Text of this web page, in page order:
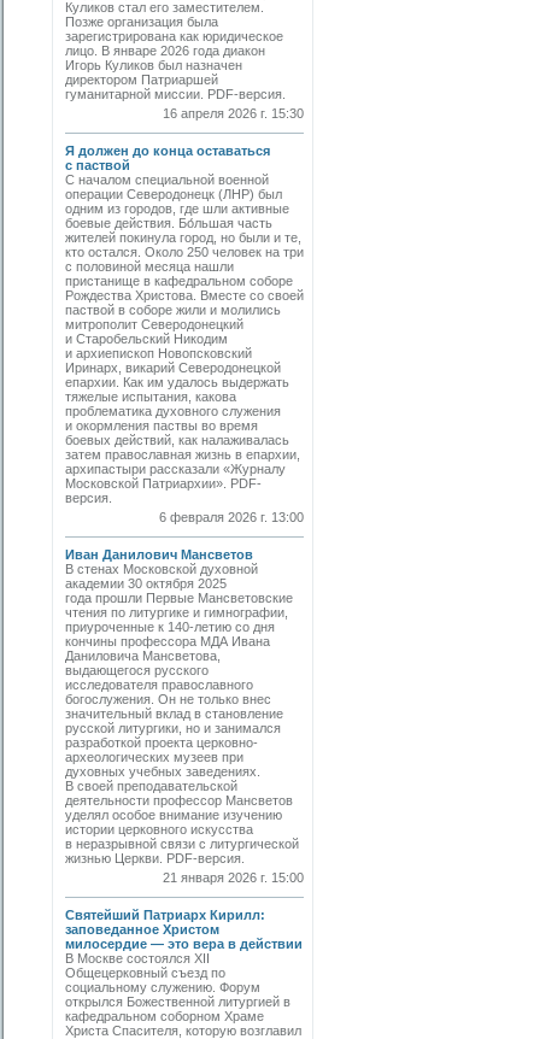
Куликов стал его заместителем.
Позже организация была
зарегистрирована как юридическое
лицо. В январе 2026 года диакон
Игорь Куликов был назначен
директором Патриаршей
гуманитарной миссии. PDF-версия.
16 апреля 2026 г. 15:30
Я должен до конца оставаться
с паствой
С началом специальной военной
операции Северодонецк (ЛНР) был
одним из городов, где шли активные
боевые действия. Бо́льшая часть
жителей покинула город, но были и те,
кто остался. Около 250 человек на три
с половиной месяца нашли
пристанище в кафедральном соборе
Рождества Христова. Вместе со своей
паствой в соборе жили и молились
митрополит Северодонецкий
и Старобельский Никодим
и архиепископ Новопсковский
Иринарх, викарий Северодонецкой
епархии. Как им удалось выдержать
тяжелые испытания, какова
проблематика духовного служения
и окормления паствы во время
боевых действий, как налаживалась
затем православная жизнь в епархии,
архипастыри рассказали «Журналу
Московской Патриархии». PDF-
версия.
6 февраля 2026 г. 13:00
Иван Данилович Мансветов
В стенах Московской духовной
академии 30 октября 2025
года прошли Первые Мансветовские
чтения по литургике и гимнографии,
приуроченные к 140-летию со дня
кончины профессора МДА Ивана
Даниловича Мансветова,
выдающегося русского
исследователя православного
богослужения. Он не только внес
значительный вклад в становление
русской литургики, но и занимался
разработкой проекта церковно-
археологических музеев при
духовных учебных заведениях.
В своей преподавательской
деятельности профессор Мансветов
уделял особое внимание изучению
истории церковного искусства
в неразрывной связи с литургической
жизнью Церкви. PDF-версия.
21 января 2026 г. 15:00
Святейший Патриарх Кирилл:
заповеданное Христом
милосердие — это вера в действии
В Москве состоялся XII
Общецерковный съезд по
социальному служению. Форум
открылся Божественной литургией в
кафедральном соборном Храме
Христа Спасителя, которую возглавил